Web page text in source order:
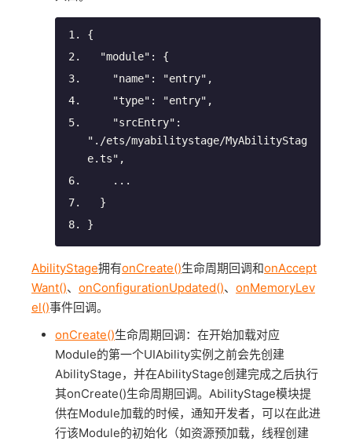
{
"module" : {
"name" : "entry" ,
"type" : "entry" ,
"srcEntry"
"./ets/myabilitystage/MyAbilityStag
e.ts" ,
    ...
  }
}
AbilityStage拥有onCreate()生命周期回调和onAccept
Want()、 onConfigurationUpdated()、 onMemoryLev
el()事件回调。
onCreate()生命周期回调：在开始加载对应
Module的第一个UIAbility实例之前会先创建
AbilityStage，并在AbilityStage创建完成之后执行
其onCreate()生命周期回调。AbilityStage模块提
供在Module加载的时候，通知开发者，可以在此进
行该Module的初始化（如资源预加载，线程创建